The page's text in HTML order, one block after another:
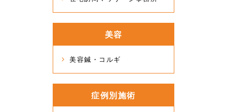
美容
美容鍼・コルギ
症例別施術